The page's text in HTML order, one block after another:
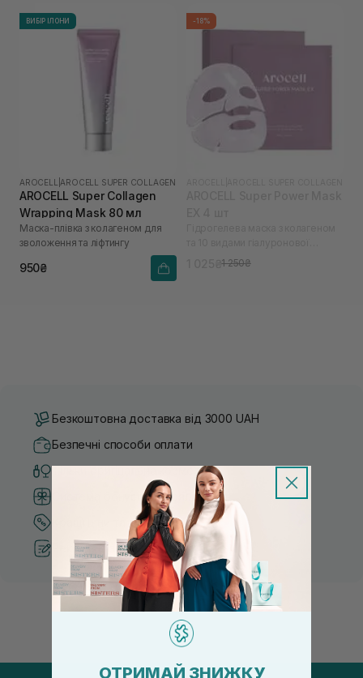
ВИБІР ІЛОНИ
AROCELL AROCELL SUPER COLLAGEN
AROCELL Super Collagen
Wrapping Mask 80 мл
Маска-плівка з колагеном для
зволоження та ліфтингу
950₴
-18%
кислоти
1 025₴1 250₴
Безкоштовна доставка від 3000 UAH
Безпечні способи оплати
Тільки оригінальна косметика
Система бонусів та лояльності
Кращі ціни та топ товари
Рекомендації від косметологів
ОТРИМАЙ ЗНИЖКУ